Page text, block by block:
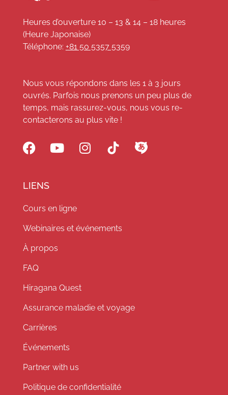
Heures d’ouverture 10 – 13 & 14 – 18 heures
(Heure Japonaise)
Téléphone: +81 50 5357 5359
Nous vous répondons dans les 1 à 3 jours
ouvrés. Parfois nous prenons un peu plus de
temps, mais rassurez-vous, nous vous re-
contacterons au plus vite !
LIENS
Cours en ligne
Webinaires et événements
À propos
FAQ
Hiragana Quest
Assurance maladie et voyage
Carrières
Événements
Partner with us
Politique de confidentialité